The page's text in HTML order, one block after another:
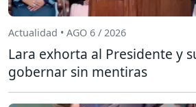
Actualidad • AGO 6 / 2026
Lara exhorta al Presidente y
gobernar sin mentiras